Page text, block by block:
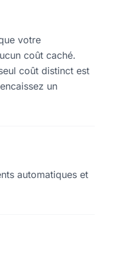
votre
coût caché.
coût distinct est
un
automatiques et